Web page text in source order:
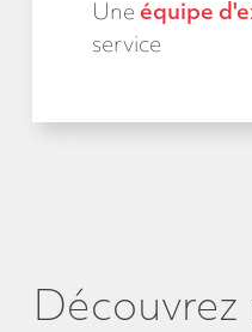
Une équipe
service
Découvrez